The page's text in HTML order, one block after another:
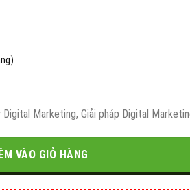
Giá
hiện
tại
là:
1.400.000₫.
Marketing, Giải pháp Digital
VÀO GIỎ HÀNG